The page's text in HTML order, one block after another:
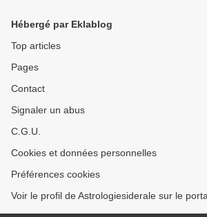
Hébergé par Eklablog
Top articles
Pages
Contact
Signaler un abus
C.G.U.
Cookies et données personnelles
Préférences cookies
Voir le profil de Astrologiesiderale sur le